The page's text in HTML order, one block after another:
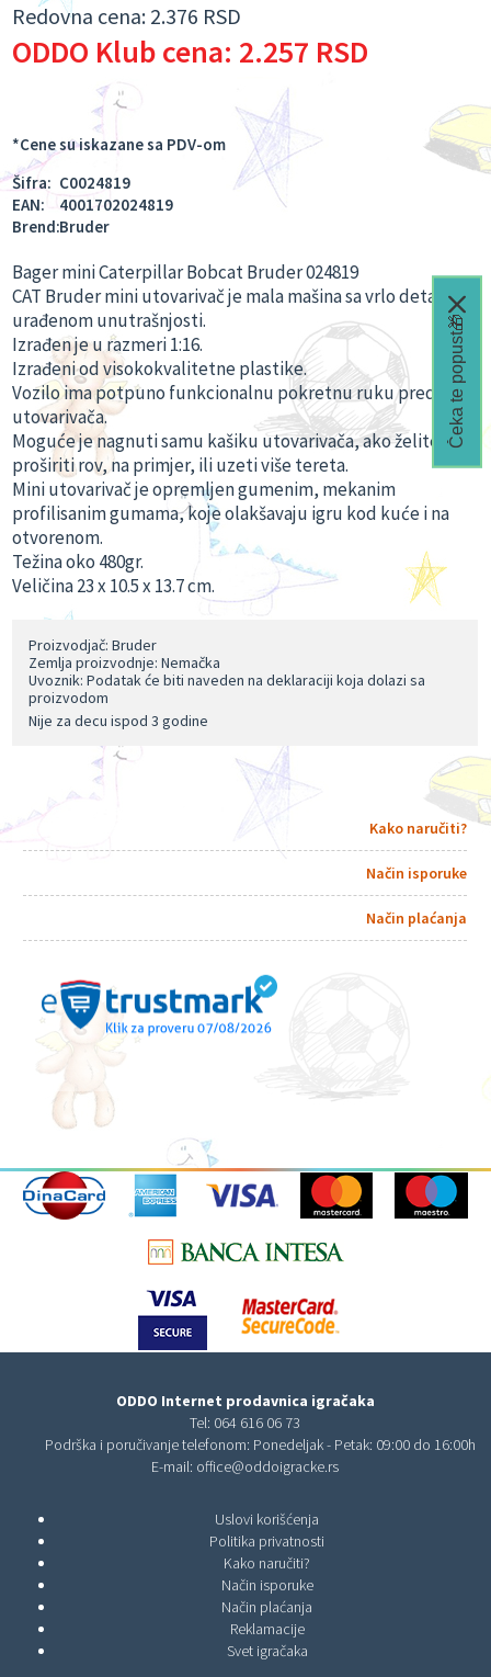
Redovna cena: 2.376 RSD
ODDO Klub cena: 2.257 RSD
*Cene su iskazane sa PDV-om
Šifra: C0024819
EAN:
4001702024819
Brend:Bruder
Bager mini Caterpillar Bobcat Bruder 024819
CAT Bruder mini utovarivač je mala mašina sa vrlo detaljno
urađenom unutrašnjosti.
Izrađen je u razmeri 1:16.
Izrađeni od visokokvalitetne plastike.
Vozilo ima potpuno funkcionalnu pokretnu ruku prednjeg
utovarivača.
Moguće je nagnuti samu kašiku utovarivača, ako želite
proširiti rov, na primjer, ili uzeti više tereta.
Mini utovarivač je opremljen gumenim, mekanim
profilisanim gumama, koje olakšavaju igru kod kuće i na
otvorenom.
Težina oko 480gr.
Veličina 23 x 10.5 x 13.7 cm.
Proizvodjač: Bruder
Zemlja proizvodnje: Nemačka
Uvoznik: Podatak će biti naveden na deklaraciji koja dolazi sa
proizvodom
Nije za decu ispod 3 godine
Kako naručiti?
Način isporuke
Način plaćanja
ODDO Internet prodavnica igračaka
Tel: 064 616 06 73
Podrška i poručivanje telefonom: Ponedeljak - Petak: 09:00 do 16:00h
E-mail: office@oddoigracke.rs
Uslovi korišćenja
Politika privatnosti
Kako naručiti?
Način isporuke
Način plaćanja
Reklamacije
Svet igračaka
Čeka te popust🎁